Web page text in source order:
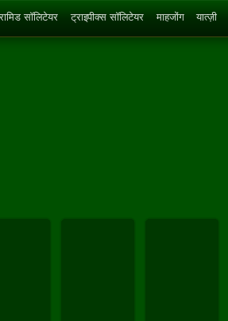
सॉलिटेयर ट्राइपीक्स सॉलिटेयर माहजोंग यात्ज़ी